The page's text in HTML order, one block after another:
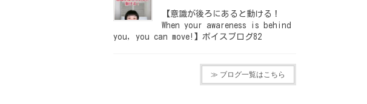
【意識が後ろにあると動ける！
When your awareness is behind
you, you can move!】ボイスブログ82
≫ ブログ一覧はこちら